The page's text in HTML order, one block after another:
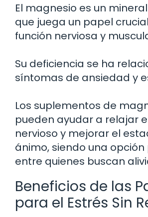
El magnesio es un
que juega un papel
función nerviosa y
Su deficiencia se ha
síntomas de ansiedad y
Los suplementos de
pueden ayudar a relajar
nervioso y mejorar el
ánimo, siendo una
entre quienes buscan
Beneficios de las
para el Estrés Sin